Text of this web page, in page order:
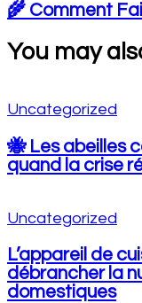
🌾 Comment
You may
Uncategorized
🐝 Les abeilles
quand la crise
Uncategorized
L’appareil de
débrancher la
domestiques